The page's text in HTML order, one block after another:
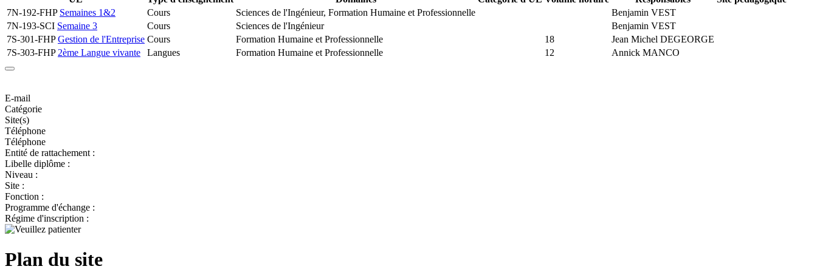
7N-192-FHP Semaines 1&2 Cours Sciences de l'Ingénieur, Formation Humaine et Professionnelle
Benjamin VEST
7N-193-SCI Semaine 3 Cours Sciences de l'Ingénieur
Benjamin VEST
7S-301-FHP Gestion de l'Entreprise Cours Formation Humaine et Professionnelle 18
Jean Michel DEGEORGE
7S-303-FHP 2ème Langue vivante Langues Formation Humaine et Professionnelle 12 Annick MANCO
E-mail
Catégorie
Site(s)
Téléphone
Téléphone
Entité de rattachement :
Libelle diplôme :
Niveau :
Site :
Fonction :
Programme d'échange :
Régime d'inscription :
Plan du site